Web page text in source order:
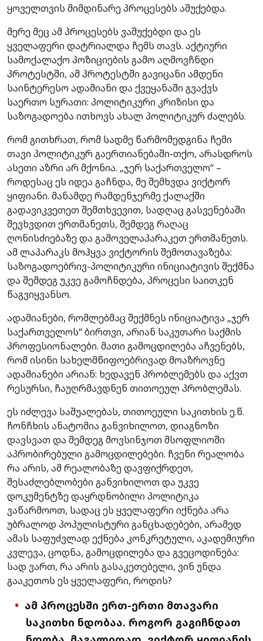
ყოველთვის მიმდინარე პროცესებს აშუქებდა.
მერე მეც ამ პროცესებს ვაშუქებდი და ეს
ყველაფერი დატრიალდა ჩემს თავს. აქტიური
სამოქალაქო პოზიციების გამო აღმოვჩნდი
პროტესტში, ამ პროტესტში გავიცანი ამდენი
საინტერესო ადამიანი და ქვეყანაში გვაქვს
საერთო სურათი: პოლიტიკური კრიზისი და
საზოგადოება ითხოვს ახალ პოლიტიკურ ძალებს.
რომ გითხრათ, რომ სადმე წარმომედგინა ჩემი
თავი პოლიტიკურ გაერთიანებაში-თქო, არასდროს
ასეთი აზრი არ მქონია. „ჯერ საქართველო“ –
როდესაც ეს იდეა გაჩნდა, მე შემხვდა ვიქტორ
ყიფიანი. მანამდე რამდენჯერმე ქალაქში
გადავიკვეთეთ შემთხვევით, სადღაც გასვენებაში
შევხვდით ერთმანეთს, შემდეგ რაღაც
ღონისძიებაზე და გამოველაპარაკეთ ერთმანეთს.
ამ ლაპარაკს მოჰყვა ვიქტორის შემოთავაზება:
საზოგადოებრივ-პოლიტიკური ინიციატივის შექმნა
და შემდეგ უკვე გამოჩნდება, პროცესი საითკენ
წაგვიყვანსო.
ადამიანები, რომლებმაც შექმნეს ინიციატივა „ჯერ
საქართველოს“ ბირთვი, არიან საკუთარი საქმის
პროფესიონალები. მათი გამოცდილება აჩვენებს,
რომ ისინი სახელმწიფოებრივად მოაზროვნე
ადამიანები არიან: ხედავენ პრობლემებს და აქვთ
რესურსი, ჩაუღრმავდნენ თითოეულ პრობლემას.
ეს იძლევა საშუალებას, თითოეული საკითხის ე.წ.
ჩონჩხის ანატომია განვიხილოთ, დიაგნოზი
დავსვათ და შემდეგ მოვსინჯოთ მსოფლიოში
აპრობირებული გამოცდილებები. ჩვენი რეალობა
რა არის, ამ რეალობაზე დავფიქრდეთ,
შესაძლებლობები განვიხილოთ და უკვე
დოკუმენტზე დაყრდნობილი პოლიტიკა
ვაწარმოოთ, სადაც ეს ყველაფერი იქნება არა
უბრალოდ პოპულისტური განცხადებები, არამედ
ამას საფუძვლად ექნება კონკრეტული, აკადემიური
კვლევა, ცოდნა, გამოცდილება და გვეცოდინება:
სად ვართ, რა არის გასაკეთებელი, ვინ უნდა
გააკეთოს ეს ყველაფერი, როდის?
ამ პროცესში ერთ-ერთი მთავარი
საკითხი ნდობაა. როგორ გაგიჩნდათ